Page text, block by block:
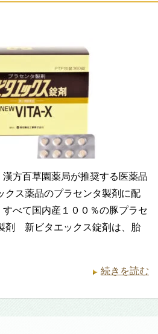
方百草園薬局が推奨する医薬品
クス薬品のプラセンタ製剤に配
べて国内産１００％の豚プラセ
剤 新ビタエックス錠剤は、胎
続きを読む